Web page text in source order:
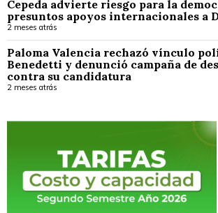
Cepeda advierte riesgo para la
presuntos apoyos internacionales a
2 meses atrás
Paloma Valencia rechazó vínculo
Benedetti y denunció campaña de
contra su candidatura
2 meses atrás